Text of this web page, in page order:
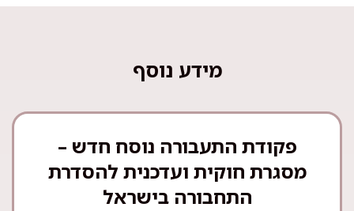
מידע נוסף
פקודת התעבורה נוסח חדש –
מסגרת חוקית ועדכנית להסדרת
התחבורה בישראל